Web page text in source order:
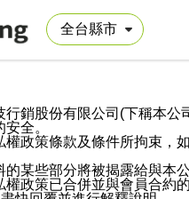
銷股份有限公司(下稱本
全。
政策條款及條件所拘束，
某些部分將被揭露給與本
政策已合併並與會員合約